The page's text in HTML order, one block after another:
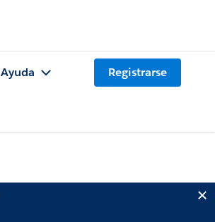
Ayuda Registrarse